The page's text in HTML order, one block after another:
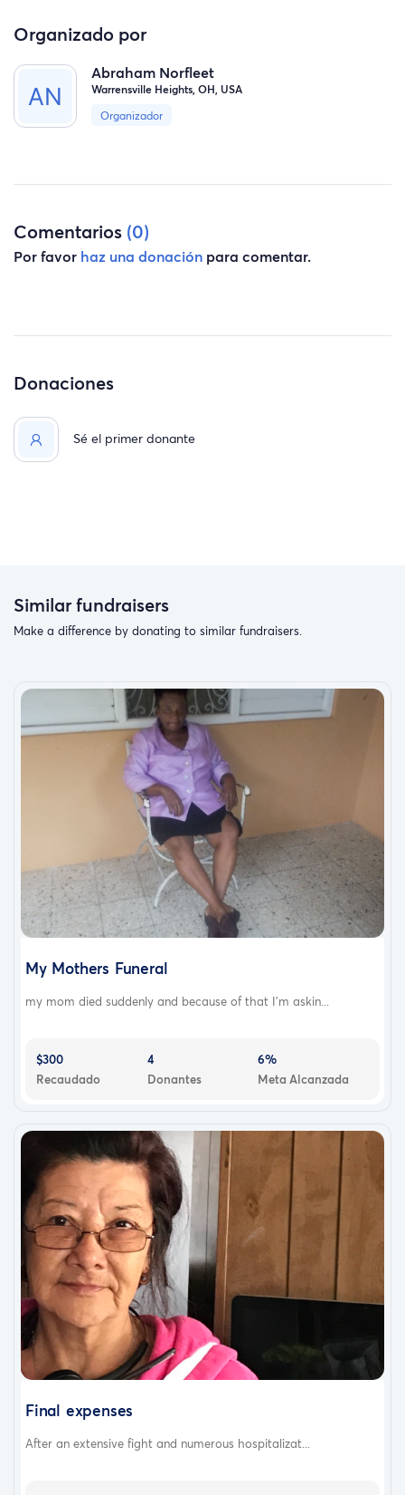
Organizado por
Abraham Norfleet
Warrensville Heights, OH, USA
Organizador
Comentarios (0)
Por favor haz una donación para comentar.
Donaciones
Sé el primer donante
Similar fundraisers
Make a difference by donating to similar fundraisers.
My Mothers Funeral
my mom died suddenly and because of that I’m askin...
$300
Recaudado
4
Donantes
6%
Meta Alcanzada
Final expenses
After an extensive fight and numerous hospitalizat...